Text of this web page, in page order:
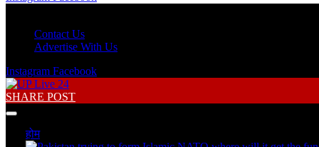
Contact Us
Advertise With Us
Instagram Facebook
SHARE POST
होम